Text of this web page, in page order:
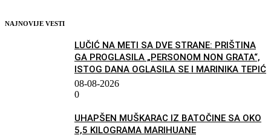
NAJNOVIJE VESTI
LUČIĆ NA METI SA DVE STRANE: PRIŠTINA
GA PROGLASILA „PERSONOM NON GRATA“,
ISTOG DANA OGLASILA SE I MARINIKA TEPIĆ
08-08-2026
0
UHAPŠEN MUŠKARAC IZ BATOČINE SA OKO
5,5 KILOGRAMA MARIHUANE